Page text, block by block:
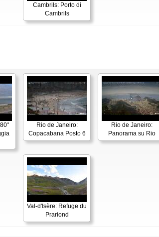
Cambrils: Porto di
Cambrils
Rio de Janeiro:
Copacabana Posto 6
Rio de Janeiro:
Panorama su Rio
Val-d'Isère: Refuge du
Prariond